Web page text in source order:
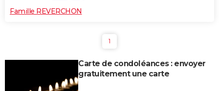
Famille REVERCHON
1
Carte de condoléances : envoyer
gratuitement une carte